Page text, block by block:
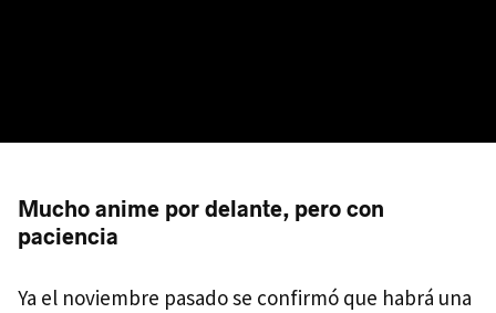
Mucho anime por delante, pero con
paciencia
Ya el noviembre pasado se confirmó que habrá una